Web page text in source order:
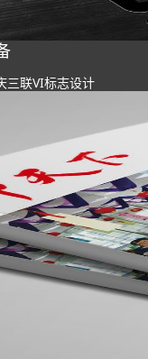
三联VI标志设计